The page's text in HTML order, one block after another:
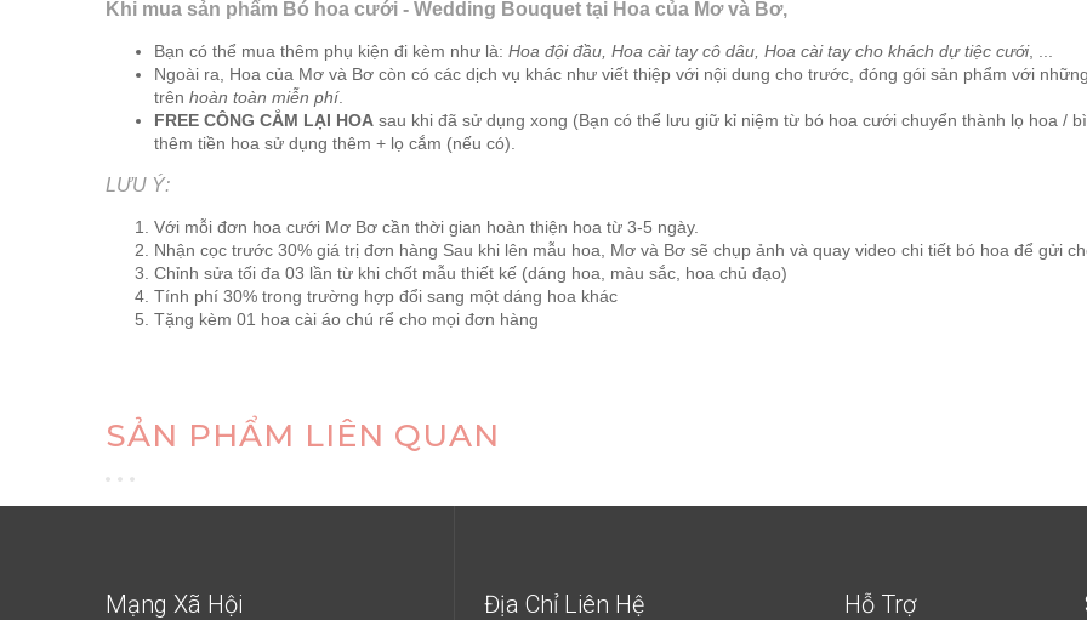
Khi mua sản phẩm Bó hoa cưới - Wedding Bouquet tại Hoa của Mơ và Bơ,
Bạn có thể mua thêm phụ kiện đi kèm như là: Hoa đội đầu, Hoa cài tay cô dâu, Hoa cài tay cho khách dự tiệc cưới, ...
Ngoài ra, Hoa của Mơ và Bơ còn có các dịch vụ khác như viết thiệp với nội dung cho trước, đóng gói sản phẩm với
trên hoàn toàn miễn phí.
FREE CÔNG CẮM LẠI HOA sau khi đã sử dụng xong (Bạn có thể lưu giữ kỉ niệm từ bó hoa cưới chuyển thành lọ hoa /
thêm tiền hoa sử dụng thêm + lọ cắm (nếu có).
LƯU Ý:
Với mỗi đơn hoa cưới Mơ Bơ cần thời gian hoàn thiện hoa từ 3-5 ngày.
Nhận cọc trước 30% giá trị đơn hàng Sau khi lên mẫu hoa, Mơ và Bơ sẽ chụp ảnh và quay video chi tiết bó hoa để gửi
Chỉnh sửa tối đa 03 lần từ khi chốt mẫu thiết kế (dáng hoa, màu sắc, hoa chủ đạo)
Tính phí 30% trong trường hợp đổi sang một dáng hoa khác
Tặng kèm 01 hoa cài áo chú rể cho mọi đơn hàng
SẢN PHẨM LIÊN QUAN
Mạng Xã Hội Địa Chỉ Liên Hệ Hỗ Trợ